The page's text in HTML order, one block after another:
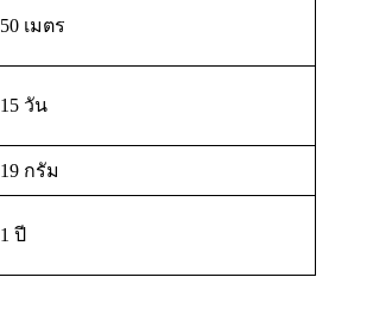
50 เมตร
15 วัน
19 กรัม
1 ปี